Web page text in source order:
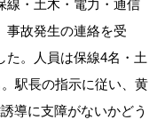
線・土木・電力・通信
事故発生の連絡を受
た。人員は保線4名・土
駅長の指示に従い、黄
導に支障がないかどう